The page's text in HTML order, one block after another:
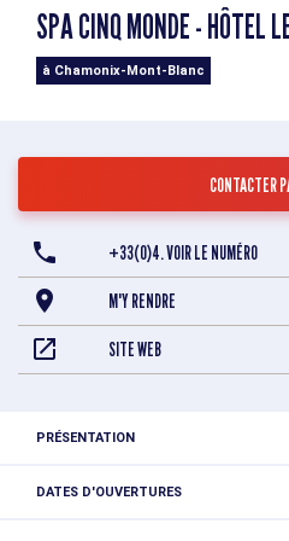
SPA CINQ MONDE - HÔTEL
à Chamonix-Mont-Blanc
CONTACTER
+33(0)4. VOIR LE NUMÉRO
M'Y RENDRE
SITE WEB
PRÉSENTATION
Compléments accueil
DATES D'OUVERTURES